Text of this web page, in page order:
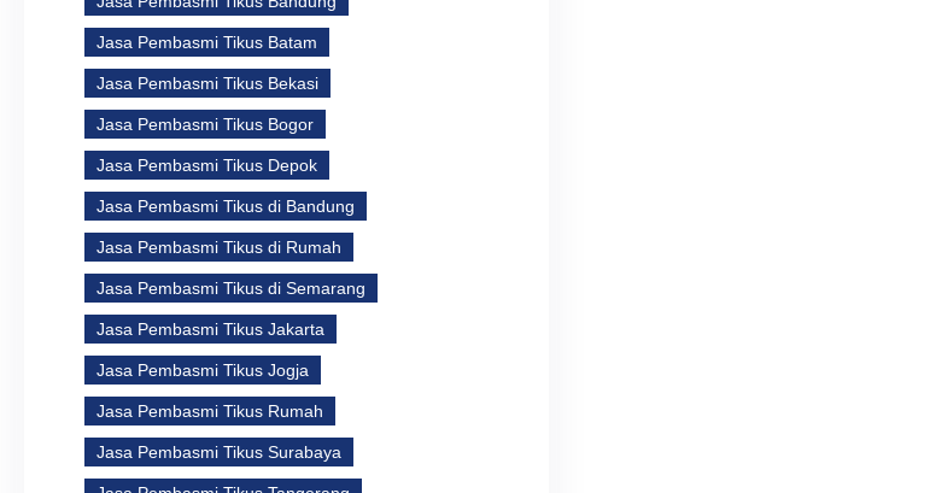
Jasa Pembasmi Tikus Batam
Jasa Pembasmi Tikus Bekasi
Jasa Pembasmi Tikus Bogor
Jasa Pembasmi Tikus Depok
Jasa Pembasmi Tikus di Bandung
Jasa Pembasmi Tikus di Rumah
Jasa Pembasmi Tikus di Semarang
Jasa Pembasmi Tikus Jakarta
Jasa Pembasmi Tikus Jogja
Jasa Pembasmi Tikus Rumah
Jasa Pembasmi Tikus Surabaya